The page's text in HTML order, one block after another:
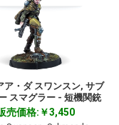
・ダ スワンスン, サブ
スマグラー - 短機関銃
売価格:￥3,450